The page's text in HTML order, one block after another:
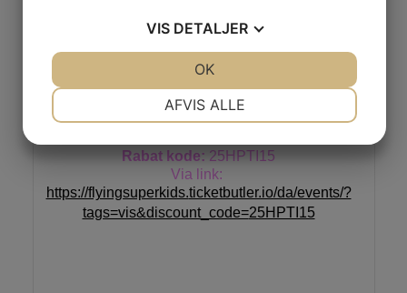
Odense Badminton Klub
Pris: 125 kr.
Rabat kode: 25HPTI15
Via link:
https://flyingsuperkids.ticketbutler.io/da/events/?
tags=vis&discount_code=25HPTI15
VIS DETALJER
MARKETING STATISTIK
AFVIS ALLE
OK